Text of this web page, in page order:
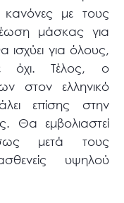
με τους
μάσκας για
ισχύει για όλους,
όχι. Τέλος, ο
στον ελληνικό
επίσης στην
Θα εμβολιαστεί
μετά τους
υψηλού